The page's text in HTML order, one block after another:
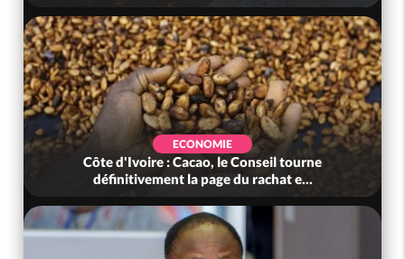
Conseil tourne
EVENEMENTIEL
Côte d'Ivoire: Cacao, une
ivoirienne redonne espoir